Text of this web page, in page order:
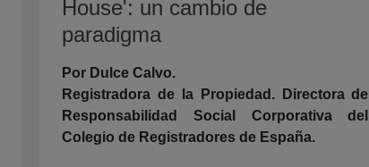
House': un cambio de
paradigma
Por Dulce Calvo.
Registradora de la Propiedad. Directora de
Responsabilidad Social Corporativa del
Colegio de Registradores de España.